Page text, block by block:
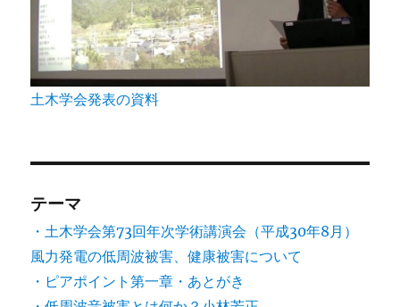
土木学会発表の資料
テーマ
・土木学会第73回年次学術講演会（平成30年8月）
風力発電の低周波被害、健康被害について
・ピアポイント第一章・あとがき